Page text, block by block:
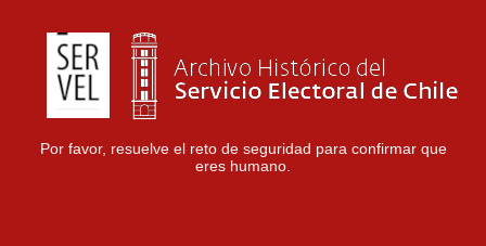
Por favor, resuelve el reto de seguridad para confirmar que
eres humano.